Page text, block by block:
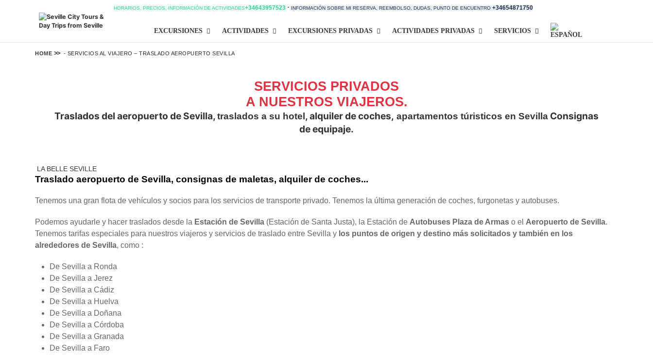
HORARIOS, PRECIOS, INFORMACIÓN DE ACTIVIDADES+34643957523 · INFORMACIÓN SOBRE MI RESERVA, REEMBOLSO, DUDAS, PUNTO DE ENCUENTRO +34654871750
EXCURSIONES ACTIVIDADES EXCURSIONES PRIVADAS ACTIVIDADES PRIVADAS SERVICIOS
HOME - SERVICIOS AL VIAJERO – TRASLADO AEROPUERTO SEVILLA
SERVICIOS PRIVADOS
A NUESTROS VIAJEROS.
Traslados del aeropuerto de Sevilla,traslados a su hotel , alquiler de coches, apartamentos túristicos en Sevilla Consignas
de equipaje.
LA BELLE SEVILLE
Traslado aeropuerto de Sevilla, consignas de maletas, alquiler de coches...
Tenemos una gran flota de vehículos y socios para los servicios de transporte privado. Tenemos la última generación de coches, furgonetas y autobuses.
Podemos ayudarle y hacer traslados desde la Estación de Sevilla (Estación de Santa Justa), la Estación de Autobuses Plaza de Armas o el Aeropuerto de Sevilla.
Tenemos tarifas especiales para nuestros viajeros y servicios de traslado entre Sevilla y los puntos de origen y destino más solicitados y también en los
alrededores de Sevilla, como :
De Sevilla a Ronda
De Sevilla a Jerez
De Sevilla a Cádiz
De Sevilla a Huelva
De Sevilla a Doñana
De Sevilla a Córdoba
De Sevilla a Granada
De Sevilla a Faro